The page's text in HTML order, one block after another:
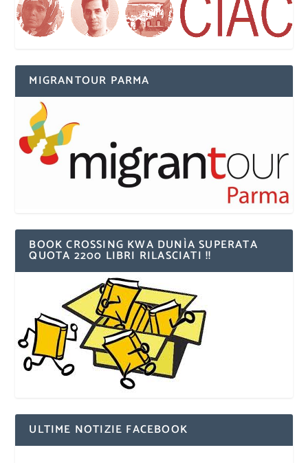
MIGRANTOUR PARMA
BOOK CROSSING KWA DUNÌA SUPERATA
QUOTA 2200 LIBRI RILASCIATI !!
ULTIME NOTIZIE FACEBOOK